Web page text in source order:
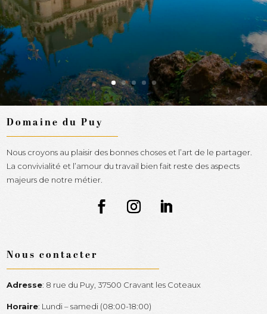
Domaine du Puy
Nous croyons au plaisir des bonnes choses et l’art de le partager.
La convivialité et l’amour du travail bien fait reste des aspects
majeurs de notre métier.
Nous contacter
Adresse: 8 rue du Puy, 37500 Cravant les Coteaux
Horaire: Lundi – samedi (08:00-18:00)